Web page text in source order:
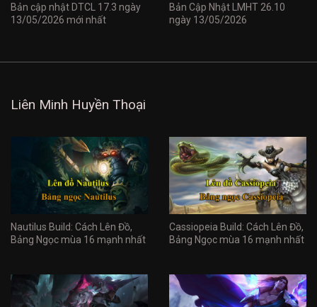
Bản cập nhật DTCL 17.3 ngày
13/05/2026 mới nhất
Bản Cập Nhật LMHT 26.10
ngày 13/05/2026
Liên Minh Huyền Thoại
Nautilus Build: Cách Lên Đồ,
Bảng Ngọc mùa 16 mạnh nhất
Cassiopeia Build: Cách Lên Đồ,
Bảng Ngọc mùa 16 mạnh nhất